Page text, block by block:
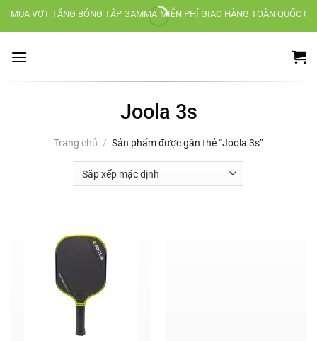
Chuyển
dung
MUA VỢT TẶNG BÓNG TẬP GAMMA MIỄN PHÍ GIAO HÀNG TOÀN QUỐC
Joola 3s
Trang chủ / Sản phẩm được gắn thẻ “Joola 3s”